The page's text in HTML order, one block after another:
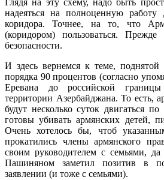
Глядя на эту схему, надо быть
надеяться на полноценную работу
коридора. Точнее, на то, что
(коридором) пользоваться.
безопасности.
И здесь вернемся к теме, поднятой
порядка 90 процентов (согласно
Еревана до российской
территории Азербайджана. То есть,
будут несколько суток двигаться
готовы убивать армянских детей,
Очень хотелось бы, чтоб
прокатились члены армянского
своим руководителем с семьями,
Пашиняном заметил позитив в
заявлении (и тоже с семьями).